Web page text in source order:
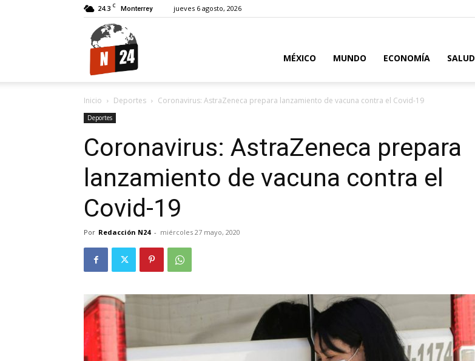
24.3 C Monterrey jueves 6 agosto, 2026
MÉXICO MUNDO ECONOMÍA SALUD
Inicio Deportes Coronavirus: AstraZeneca prepara lanzamiento de vacuna contra el Covid-19
Deportes
Coronavirus: AstraZeneca prepara
lanzamiento de vacuna contra el
Covid-19
Por Redacción N24 - miércoles 27 mayo, 2020